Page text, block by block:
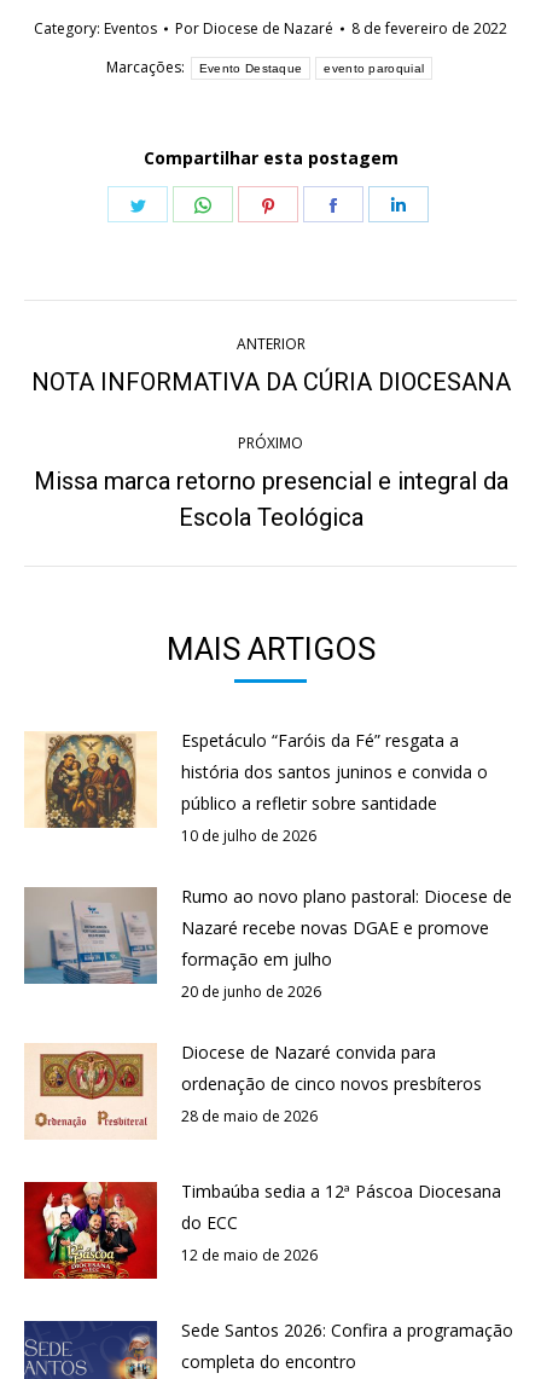
Category: Eventos PorDiocese de Nazaré
8 de fevereiro de 2022
Marcações:
Evento Destaque evento paroquial
Compartilhar esta postagem
Share
Share
Share
Share
de
ANTERIOR
Post
NOTA INFORMATIVA DA CÚRIA DIOCESANA
PRÓXIMO
Próximo
post:
Missa marca retorno presencial e integral da
Escola Teológica
MAIS ARTIGOS
Espetáculo “Faróis da Fé” resgata a
história dos santos juninos e convida o
público a refletir sobre santidade
10 de julho de 2026
Rumo ao novo plano pastoral: Diocese de
Nazaré recebe novas DGAE e promove
formação em julho
20 de junho de 2026
Diocese de Nazaré convida para
ordenação de cinco novos presbíteros
28 de maio de 2026
Timbaúba sedia a 12ª Páscoa Diocesana
do ECC
12 de maio de 2026
Sede Santos 2026: Confira a programação
completa do encontro